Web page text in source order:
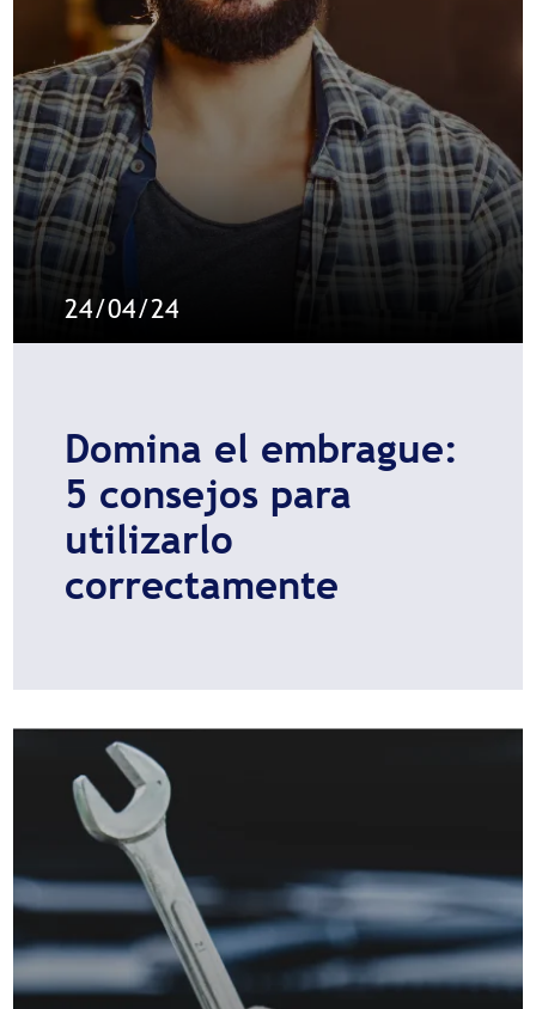
24/04/24
Domina el embrague:
5 consejos para
utilizarlo
correctamente